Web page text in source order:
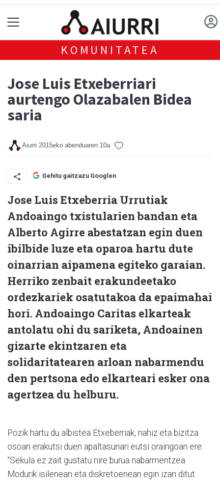
KOMUNITATEA
Jose Luis Etxeberriari
aurtengo Olazabalen Bidea
saria
Aiurri 2015eko abenduaren 10a
Gehitu gaitzazu Googlen
Jose Luis Etxeberria Urrutiak
Andoaingo txistularien bandan eta
Alberto Agirre abestatzan egin duen
ibilbide luze eta oparoa hartu dute
oinarrian aipamena egiteko garaian.
Herriko zenbait erakundeetako
ordezkariek osatutakoa da epaimahai
hori. Andoaingo Caritas elkarteak
antolatu ohi du sariketa, Andoainen
gizarte ekintzaren eta
solidaritatearen arloan nabarmendu
den pertsona edo elkarteari esker ona
agertzea du helburu.
Pozik hartu du albistea Etxeberriak, nahiz eta bizitza
osoan erakutsi duen apaltasunari eutsi oraingoan ere:
“Sekula ez zait gustatu nire burua nabarmentzea.
Modurik isilenean eta diskretoenean egin izan ditut